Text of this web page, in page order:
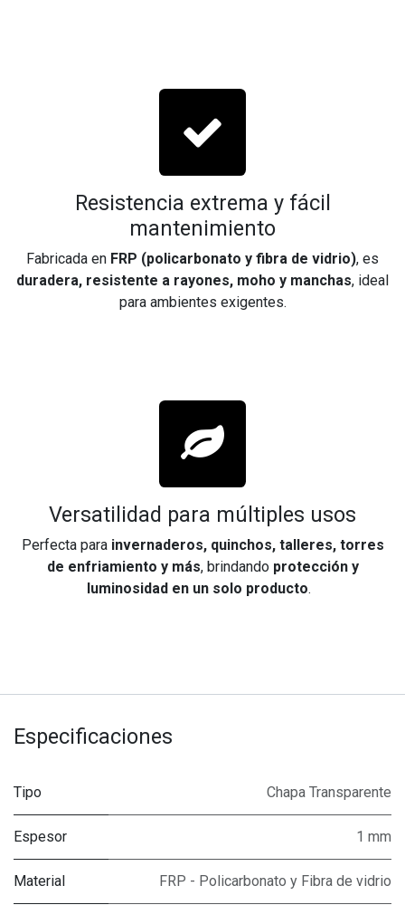
Resistencia extrema y fácil
mantenimiento
Fabricada en FRP (policarbonato y fibra de vidrio), es
duradera, resistente a rayones, moho y manchas, ideal
para ambientes exigentes.
Versatilidad para múltiples usos
Perfecta para invernaderos, quinchos, talleres, torres
de enfriamiento y más, brindando protección y
luminosidad en un solo producto.
Especificaciones
Tipo Chapa Transparente
Espesor 1 mm
Material FRP - Policarbonato y Fibra de vidrio